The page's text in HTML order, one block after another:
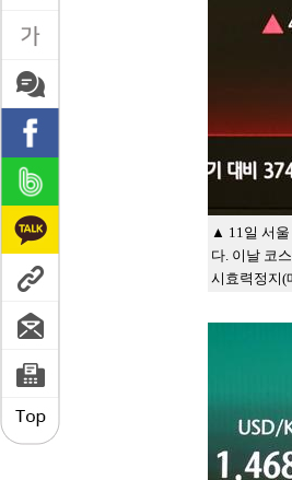
▲ 11일 서울
다. 이날 코
시효력정지(